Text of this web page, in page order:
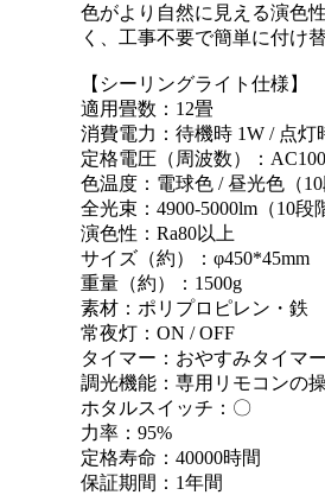
色がより自然に見える演色
く、工事不要で簡単に付け
【シーリングライト仕様】
適用畳数：12畳
消費電力：待機時 1W / 点灯
定格電圧（周波数）：
色温度：電球色 / 昼光色（10
全光束：4900-5000lm（10段
演色性：Ra80以上
サイズ（約）：φ450*45mm
重量（約）：1500g
素材：ポリプロピレン・鉄
常夜灯：ON / OFF
タイマー：おやすみタイマー
調光機能：専用リモコンの
ホタルスイッチ：〇
力率：95%
定格寿命：40000時間
保証期間：1年間